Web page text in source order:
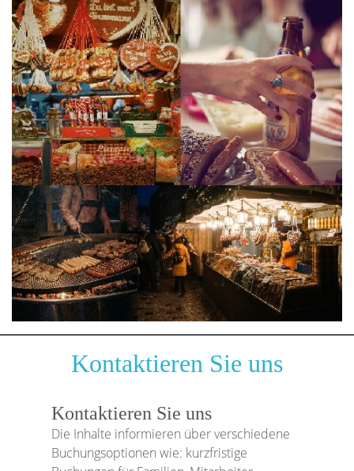
Kontaktieren Sie uns
Kontaktieren Sie uns
Die Inhalte informieren über verschiedene
Buchungsoptionen wie: kurzfristige